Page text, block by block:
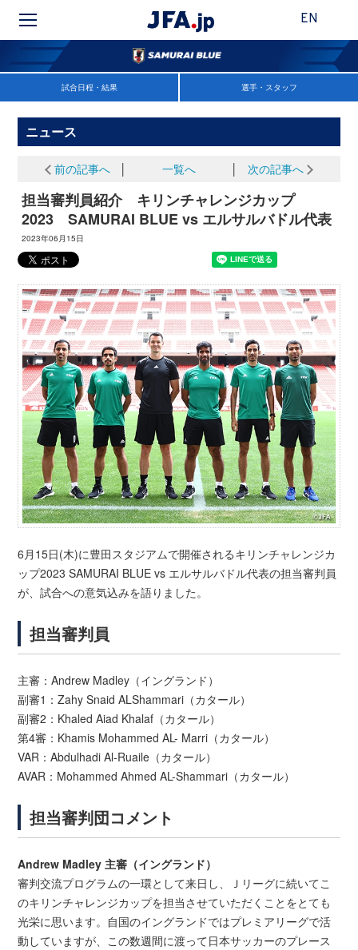
EN
試合日程・結果 選手・スタッフ
ニュース
前の記事へ 一覧へ 次の記事へ
担当審判員紹介 キリンチャレンジカップ
2023 SAMURAI BLUE vs エルサルバドル代表
2023年06月15日
6月15日(木)に豊田スタジアムで開催されるキリンチャレンジカ
ップ2023 SAMURAI BLUE vs エルサルバドル代表の担当審判員
が、試合への意気込みを語りました。
担当審判員
主審：Andrew Madley（イングランド）
副審1：Zahy Snaid ALShammari（カタール）
副審2：Khaled Aiad Khalaf（カタール）
第4審：Khamis Mohammed AL- Marri（カタール）
VAR：Abdulhadi Al-Ruaile（カタール）
AVAR：Mohammed Ahmed AL-Shammari（カタール）
担当審判団コメント
Andrew Madley 主審（イングランド）
審判交流プログラムの一環として来日し、Ｊリーグに続いてこ
のキリンチャレンジカップを担当させていただくことをとても
光栄に思います。自国のイングランドではプレミアリーグで活
動していますが、この数週間に渡って日本サッカーのプレース